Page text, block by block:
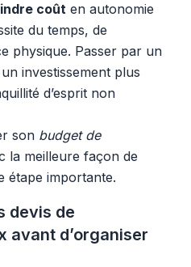
coût en autonomie
du temps, de
physique. Passer par un
investissement plus
d’esprit non
son budget de
la meilleure façon de
étape importante.
devis de
avant d’organiser